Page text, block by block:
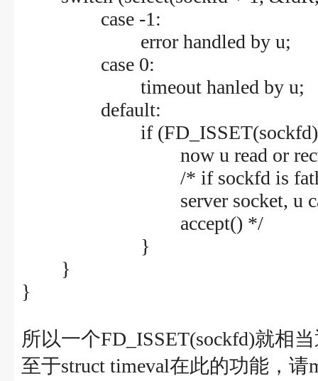
case -1:
error handled by u;
case 0:
timeout hanled by u;
default:
if
now u read or recv
/* if sockfd is
server socket, u
accept() */
}
}
}
所以一个FD_ISSET(sockfd)就相
至于struct timeval在此的功能，